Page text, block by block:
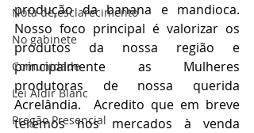
Nota de esclarecimento
No gabinete
Comunidade
Lei Aldir Blanc
Pregão Presencial
produção da banana e mandioca.
Nosso foco principal é valorizar os
produtos da nossa região e
principalmente as Mulheres
produtoras de nossa querida
Acrelândia.  Acredito que em breve
teremos nos mercados à venda